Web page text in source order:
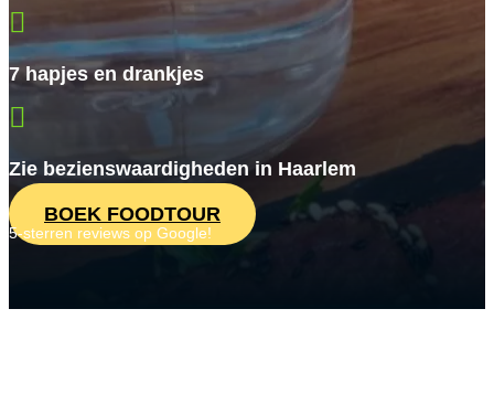

7 hapjes en drankjes

Zie bezienswaardigheden in Haarlem
BOEK FOODTOUR
5-sterren reviews op Google!